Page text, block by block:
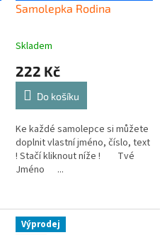
Samolepka Rodina
Skladem
222 Kč
Do košíku
Ke každé samolepce si můžete
doplnit vlastní jméno, číslo, text
! Stačí kliknout níže ! Tvé
Jméno ...
Výprodej